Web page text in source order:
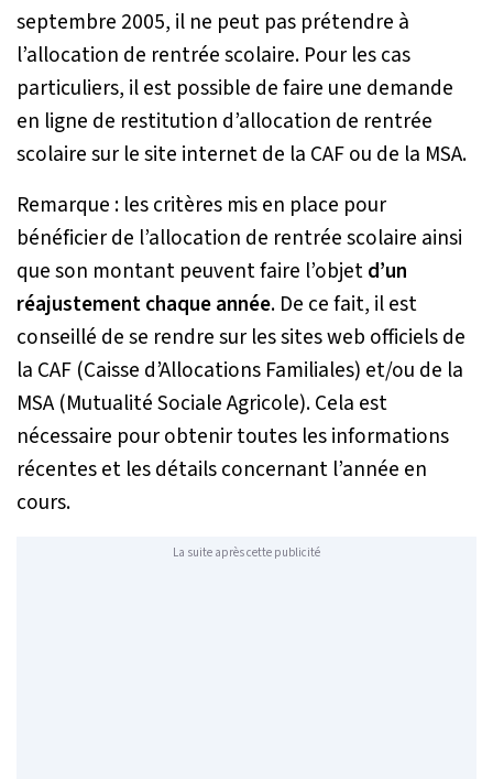
septembre 2005, il ne peut pas prétendre à
l’allocation de rentrée scolaire. Pour les cas
particuliers, il est possible de faire une demande
en ligne de restitution d’allocation de rentrée
scolaire sur le site internet de la CAF ou de la MSA.
Remarque : les critères mis en place pour
bénéficier de l’allocation de rentrée scolaire ainsi
que son montant peuvent faire l’objetd’un
réajustement chaque année. De ce fait, il est
conseillé de se rendre sur les sites web officiels de
la CAF (Caisse d’Allocations Familiales) et/ou de la
MSA (Mutualité Sociale Agricole). Cela est
nécessaire pour obtenir toutes les informations
récentes et les détails concernant l’année en
cours.
La suite après cette publicité